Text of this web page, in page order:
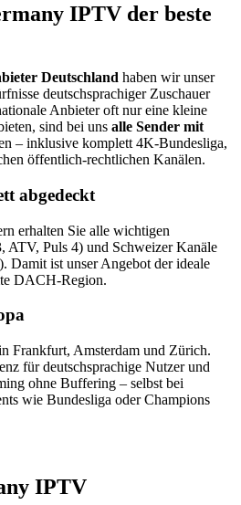
IPTV der beste
Deutschland haben wir unser
deutschsprachiger Zuschauer
Anbieter oft nur eine kleine
sind bei uns alle Sender mit
– inklusive komplett 4K-Bundesliga,
öffentlich-rechtlichen Kanälen.
abgedeckt
erhalten Sie alle wichtigen
ATV, Puls 4) und Schweizer Kanäle
ist unser Angebot der ideale
DACH-Region.
Frankfurt, Amsterdam und Zürich.
für deutschsprachige Nutzer und
ohne Buffering – selbst bei
wie Bundesliga oder Champions
IPTV